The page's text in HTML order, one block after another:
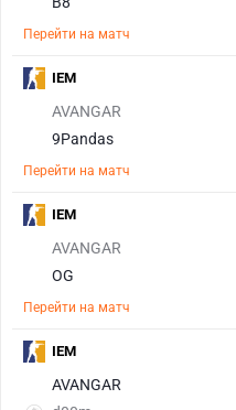
Перейти на матч
AVANGAR
9Pandas
Перейти на матч
IEM
AVANGAR
OG
Перейти на матч
IEM
AVANGAR
IEM